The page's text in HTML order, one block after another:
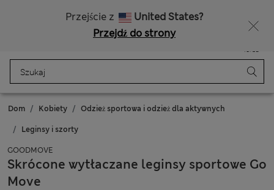
Przejście z
United States?
Przejdź do strony
Torba
Dom Kobiety Odzież sportowa i odzież dla aktywnych
Leginsy i szorty
GOODMOVE
Skrócone wytłaczane leginsy sportowe Go
Move